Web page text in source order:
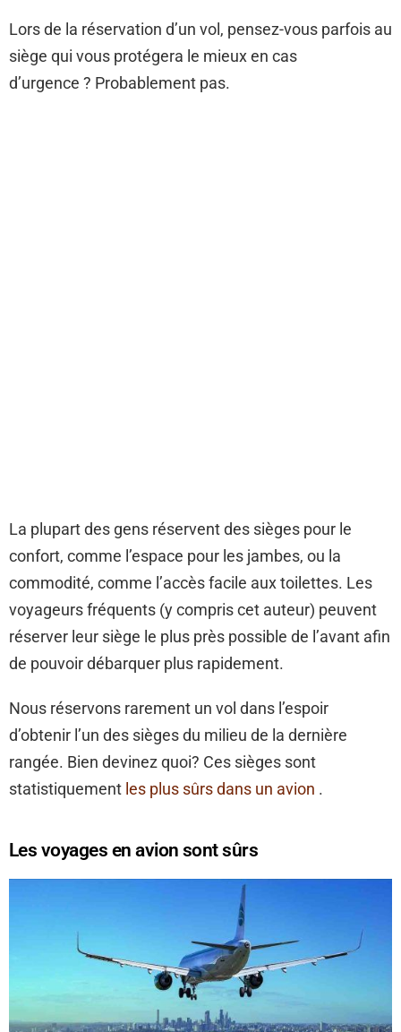
Lors de la réservation d’un vol, pensez-vous parfois au
siège qui vous protégera le mieux en cas
d’urgence ? Probablement pas.
La plupart des gens réservent des sièges pour le
confort, comme l’espace pour les jambes, ou la
commodité, comme l’accès facile aux toilettes. Les
voyageurs fréquents (y compris cet auteur) peuvent
réserver leur siège le plus près possible de l’avant afin
de pouvoir débarquer plus rapidement.
Nous réservons rarement un vol dans l’espoir
d’obtenir l’un des sièges du milieu de la dernière
rangée. Bien devinez quoi? Ces sièges sont
statistiquement les plus sûrs dans un avion .
Les voyages en avion sont sûrs